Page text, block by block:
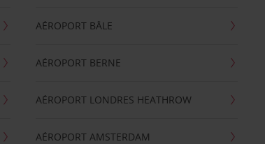
AÉROPORT BÂLE
AÉROPORT BERNE
AÉROPORT LONDRES HEATHROW
AÉROPORT AMSTERDAM